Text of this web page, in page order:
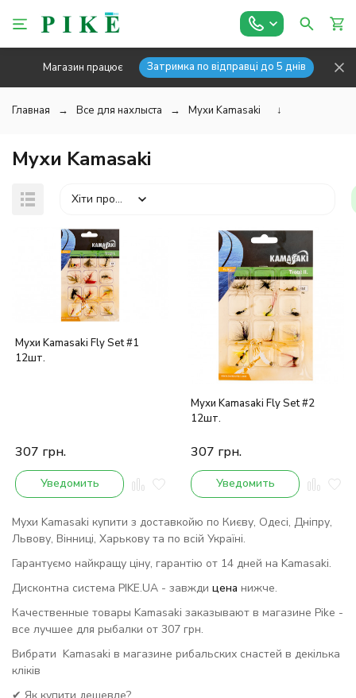
Магазин працює Затримка по відправці до 5 днів
Главная Все для нахлыста Мухи Kamasaki ↓
Мухи Kamasaki
Хіти продажів
Мухи Kamasaki Fly Set #1
12шт.
307 грн.
Уведомить
Мухи Kamasaki Fly Set #2
12шт.
307 грн.
Уведомить
Мухи Kamasaki купити з доставкойю по Києву, Одесі, Дніпру,
Львову, Вінниці, Харькову та по всій Україні.
Гарантуємо найкращу ціну, гарантію от 14 дней на Kamasaki.
Дисконтна система PIKE.UA - завжди цена нижче.
Качественные товары Kamasaki заказывают в магазине Pike -
все лучшее для рыбалки от 307 грн.
Вибрати Kamasaki в магазине рибальских снастей в декілька
кліків